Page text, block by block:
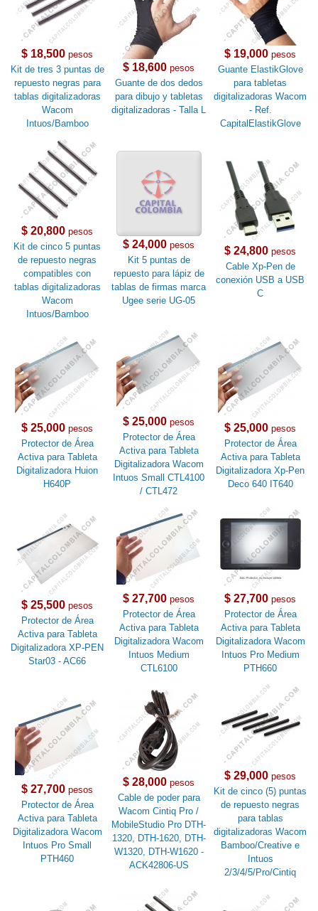
$ 18,500 pesos
Kit de tres 3 puntas de
repuesto negras para
tablas digitalizadoras
Wacom
Intuos/Bamboo
$ 18,600 pesos
Guante de dos dedos
para dibujo y tabletas
digitalizadoras - Talla L
$ 19,000 pesos
Guante ElastikGlove
para tabletas
digitalizadoras Wacom
- Ref.
CapitalElastikGlove
$ 20,800 pesos
Kit de cinco 5 puntas
de repuesto negras
compatibles con
tablas digitalizadoras
Wacom
Intuos/Bamboo
$ 24,000 pesos
Kit 5 puntas de
repuesto para lápiz de
tablas de firmas marca
Ugee serie UG-05
$ 24,800 pesos
Cable Xp-Pen de
conexión USB a USB
C
$ 25,000 pesos
Protector de Área
Activa para Tableta
Digitalizadora Huion
H640P
$ 25,000 pesos
Protector de Área
Activa para Tableta
Digitalizadora Wacom
Intuos Small CTL4100
/ CTL472
$ 25,000 pesos
Protector de Área
Activa para Tableta
Digitalizadora Xp-Pen
Deco 640 IT640
$ 25,500 pesos
Protector de Área
Activa para Tableta
Digitalizadora XP-PEN
Star03 - AC66
$ 27,700 pesos
Protector de Área
Activa para Tableta
Digitalizadora Wacom
Intuos Medium
CTL6100
$ 27,700 pesos
Protector de Área
Activa para Tableta
Digitalizadora Wacom
Intuos Pro Medium
PTH660
$ 27,700 pesos
Protector de Área
Activa para Tableta
Digitalizadora Wacom
Intuos Pro Small
PTH460
$ 28,000 pesos
Cable de poder para
Wacom Cintiq Pro /
MobileStudio Pro DTH-
1320, DTH-1620, DTH-
W1320, DTH-W1620 -
ACK42806-US
$ 29,000 pesos
Kit de cinco (5) puntas
de repuesto negras
para tablas
digitalizadoras Wacom
Bamboo/Creative e
Intuos
2/3/4/5/Pro/Cintiq